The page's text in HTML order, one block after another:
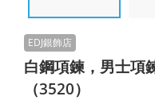
白鋼項鍊，男士項
（3520）